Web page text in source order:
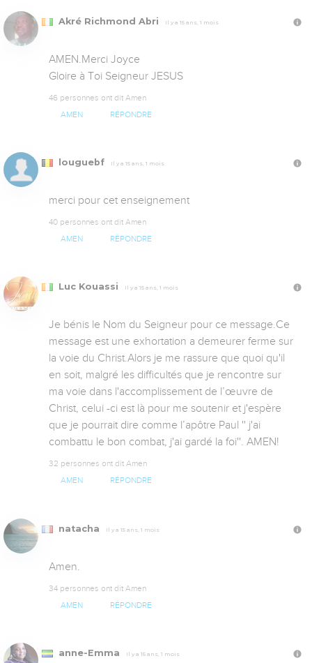
Akré Richmond Abri Il y a 15 ans, 1 mois
AMEN.Merci Joyce
Gloire à Toi Seigneur JESUS
46 personnes ont dit Amen
AMEN RÉPONDRE
louguebf Il y a 15 ans, 1 mois
merci pour cet enseignement
40 personnes ont dit Amen
AMEN RÉPONDRE
Luc Kouassi Il y a 15 ans, 1 mois
Je bénis le Nom du Seigneur pour ce message.Ce
message est une exhortation a demeurer ferme sur
la voie du Christ.Alors je me rassure que quoi qu'il
en soit, malgré les difficultés que je rencontre sur
ma voie dans l'accomplissement de l’œuvre de
Christ, celui -ci est là pour me soutenir et j'espère
que je pourrait dire comme l’apôtre Paul '' j'ai
combattu le bon combat, j'ai gardé la foi''. AMEN!
32 personnes ont dit Amen
AMEN RÉPONDRE
natacha Il y a 15 ans, 1 mois
Amen.
34 personnes ont dit Amen
AMEN RÉPONDRE
anne-Emma Il y a 15 ans, 1 mois